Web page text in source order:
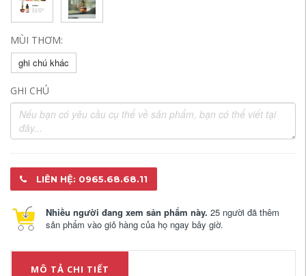
MÙI THƠM:
ghi chú khác
GHI CHÚ
LIÊN HỆ: 0965.68.68.11
Nhiều người đang xem sản phẩm này. 25 người đã thêm
sản phẩm vào giỏ hàng của họ ngay bây giờ.
MÔ TẢ CHI TIẾT